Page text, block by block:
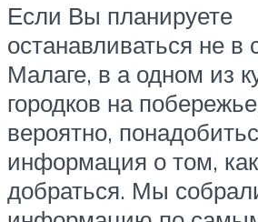
Если Вы планируете
останавливаться не в
Малаге, в а одном из
городков на
вероятно,
информация о том,
добраться. Мы